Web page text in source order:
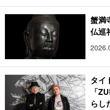
蟹満
仏巡
タイ
「
らし